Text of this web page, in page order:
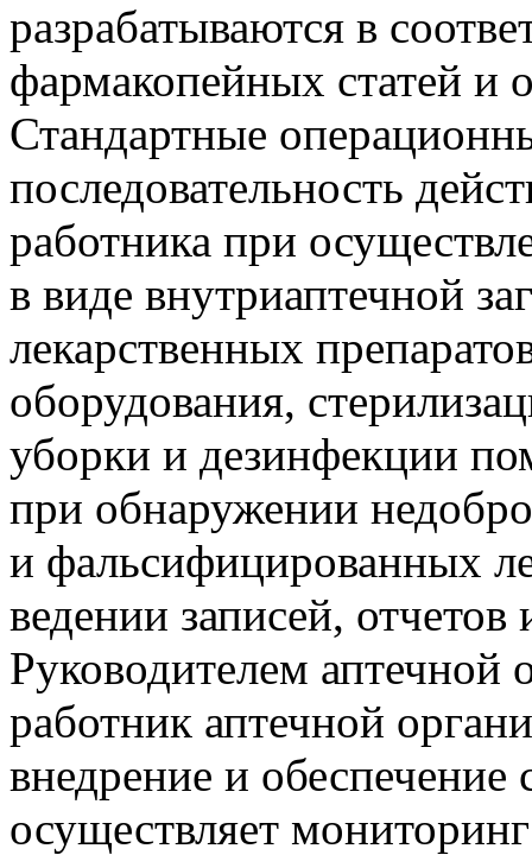
разрабатываются в
фармакопейных статей и
Стандартные
последовательность
работника при
в виде внутриаптечной
лекарственных
оборудования,
уборки и дезинфекции
при обнаружении
и фальсифицированных
ведении записей,
Руководителем аптечной
работник аптечной
внедрение и обеспечение
осуществляет